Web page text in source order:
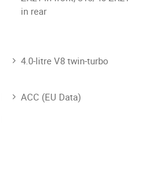
in rear
4.0-litre V8 twin-turbo
ACC (EU Data)